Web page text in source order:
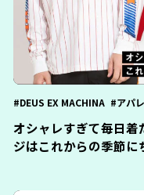
DEUS EX MACHINA アパ
オシャレすぎて毎日着
ジはこれからの季節に